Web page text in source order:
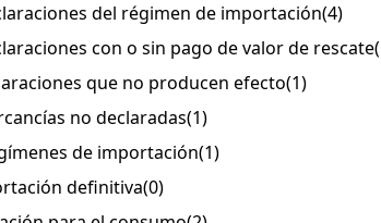
del régimen de importación(4)
con o sin pago de valor de rescate
que no producen efecto(1)
no declaradas(1)
de importación(1)
definitiva(0)